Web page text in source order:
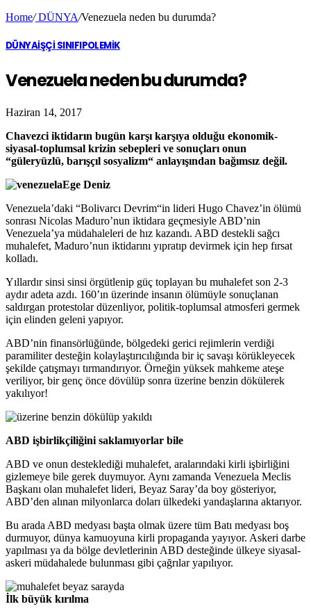
Home/DÜNYA/Venezuela neden bu durumda?
DÜNYAİŞÇİ SINIFIPOLEMİK
Venezuela neden bu durumda?
Haziran 14, 2017
Chavezci iktidarın bugün karşı karşıya olduğu ekonomik-
siyasal-toplumsal krizin sebepleri ve sonuçları onun
“güleryüzlü, barışçıl sosyalizm“ anlayışından bağımsız değil.
Ege Deniz
Venezuela’daki “Bolivarcı Devrim“in lideri Hugo Chavez’in ölümü
sonrası Nicolas Maduro’nun iktidara geçmesiyle ABD’nin
Venezuela’ya müdahaleleri de hız kazandı. ABD destekli sağcı
muhalefet, Maduro’nun iktidarını yıpratıp devirmek için hep fırsat
kolladı.
Yıllardır sinsi sinsi örgütlenip güç toplayan bu muhalefet son 2-3
aydır adeta azdı. 160’ın üzerinde insanın ölümüyle sonuçlanan
saldırgan protestolar düzenliyor, politik-toplumsal atmosferi germek
için elinden geleni yapıyor.
ABD’nin finansörlüğünde, bölgedeki gerici rejimlerin verdiği
paramiliter desteğin kolaylaştırıcılığında bir iç savaşı körükleyecek
şekilde çatışmayı tırmandırıyor. Örneğin yüksek mahkeme ateşe
veriliyor, bir genç önce dövülüp sonra üzerine benzin dökülerek
yakılıyor!
ABD işbirlikçiliğini saklamıyorlar bile
ABD ve onun desteklediği muhalefet, aralarındaki kirli işbirliğini
gizlemeye bile gerek duymuyor. Aynı zamanda Venezuela Meclis
Başkanı olan muhalefet lideri, Beyaz Saray’da boy gösteriyor,
ABD’den alınan milyonlarca doları ülkedeki yandaşlarına aktarıyor.
Bu arada ABD medyası başta olmak üzere tüm Batı medyası boş
durmuyor, dünya kamuoyuna kirli propaganda yayıyor. Askeri darbe
yapılması ya da bölge devletlerinin ABD desteğinde ülkeye siyasal-
askeri müdahalede bulunması gibi çağrılar yapılıyor.
İlk büyük kırılma